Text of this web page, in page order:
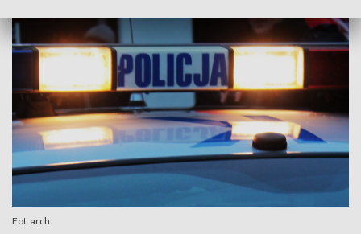
Fot. arch.